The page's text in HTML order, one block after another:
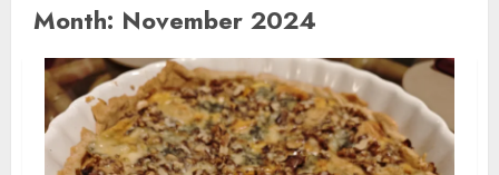
Month: November 2024